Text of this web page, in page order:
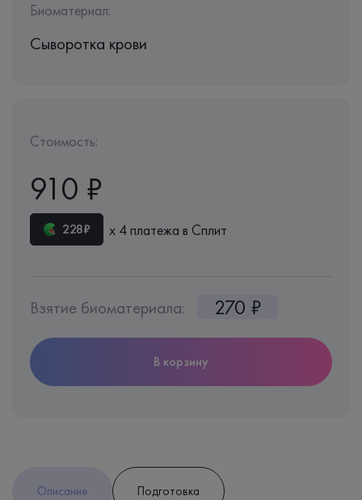
Биоматериал:
Сыворотка крови
Стоимость:
910 ₽
228₽ х 4 платежа в Сплит
Взятие биоматериала: 270 ₽
В корзину
Описание Подготовка